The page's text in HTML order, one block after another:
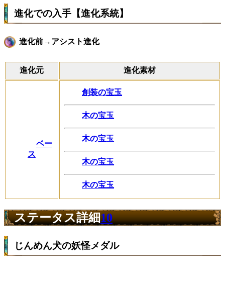
進化での入手【進化系統】
進化前→アシスト進化
進化元 進化素材
ベー
ス
創装の宝玉
木の宝玉
木の宝玉
木の宝玉
木の宝玉
ステータス詳細10
じんめん犬の妖怪メダル